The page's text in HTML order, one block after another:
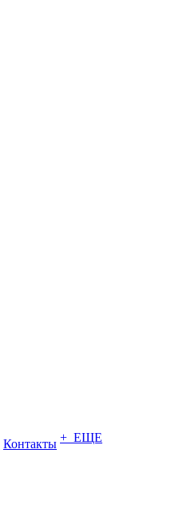
Контакты + ЕЩЕ